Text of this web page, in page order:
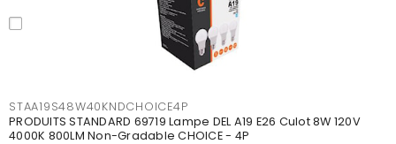
STAA19S48W40KNDCHOICE4P
PRODUITS STANDARD 69719 Lampe DEL A19 E26 Culot 8W 120V
4000K 800LM Non-Gradable CHOICE - 4P